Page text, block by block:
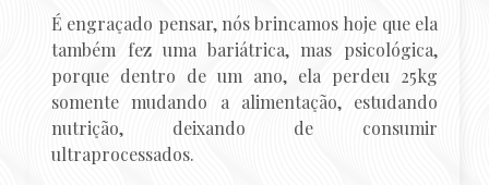
É engraçado pensar, nós brincamos hoje que ela
também fez uma bariátrica, mas psicológica,
porque dentro de um ano, ela perdeu 25kg
somente mudando a alimentação, estudando
nutrição, deixando de consumir
ultraprocessados.